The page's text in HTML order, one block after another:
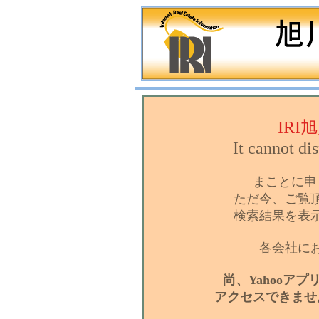
IRI
It cannot
まことに
ただ今、ご覧
検索結果を表
各会社に
尚、Yahooアプ
アクセスできま